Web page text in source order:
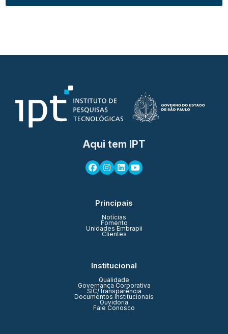
Aqui tem IPT
Principais
Notícias
Fomento
Unidades Embrapii
Clientes
Institucional
Qualidade
Governança Corporativa
SIC/Transparência
Documentos Institucionais
Ouvidoria
Fale Conosco